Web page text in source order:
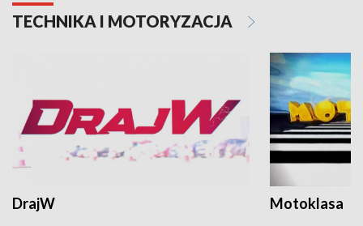
TECHNIKA I MOTORYZACJA
DrajW Motoklasa